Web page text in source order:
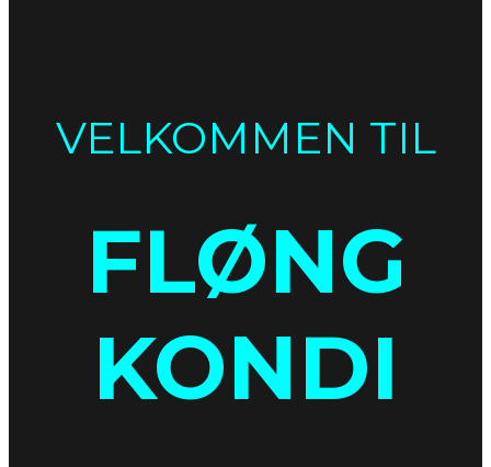
VELKOMMEN TIL
FLØNG
KONDI